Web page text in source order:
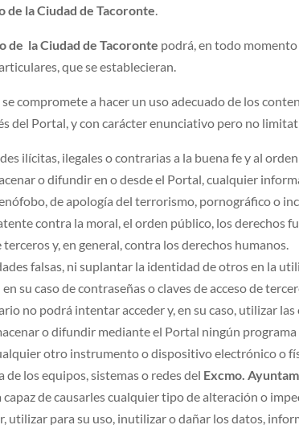
de la Ciudad de Tacoronte
de la Ciudad de Tacoronte podrá, en todo
que se establecieran.
compromete a hacer un uso adecuado de los
del Portal, y con carácter enunciativo pero no
ilícitas, ilegales o contrarias a la buena fe y al
o difundir en o desde el Portal, cualquier
de apología del terrorismo, pornográfico o
contra la moral, el orden público, los derechos
y, en general, contra los derechos humanos.
falsas, ni suplantar la identidad de otros en la
su caso de contraseñas o claves de acceso de
no podrá intentar acceder y, en su caso, utilizar
o difundir mediante el Portal ningún
otro instrumento o dispositivo electrónico o
de los equipos, sistemas o redes del Excmo.
de causarles cualquier tipo de alteración o
utilizar para su uso, inutilizar o dañar los datos,